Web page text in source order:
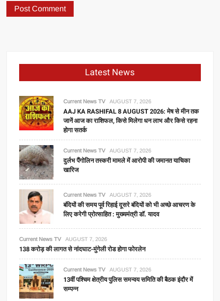
Latest News
Current News TV AUGUST 7, 2026
AAJ KA RASHIFAL 8 AUGUST 2026: मेष से मीन तक
जानें आज का राशिफल, किसे मिलेगा धन लाभ और किसे रहना
होगा सतर्क
Current News TV AUGUST 7, 2026
दुर्लभ पैंगोलिन तस्करी मामले में आरोपी की जमानत याचिका
खारिज
Current News TV AUGUST 7, 2026
बंदियों की समय पूर्व रिहाई दूसरे बंदियों को भी अच्छे आचरण के
लिए करेगी प्रोत्साहित : मुख्यमंत्री डॉ. यादव
Current News TV AUGUST 7, 2026
138 करोड़ की लागत से नांदघाट-मुंगेली रोड होगा फोरलेन
Current News TV AUGUST 7, 2026
13वीं पश्चिम क्षेत्रीय पुलिस समन्वय समिति की बैठक इंदौर में
सम्पन्न